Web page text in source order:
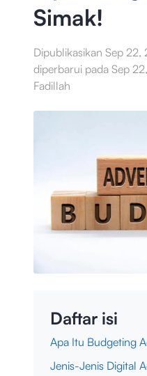
Simak!
Dipublikasikan Sep 22,
diperbarui pada Sep
Fadillah
Daftar isi
Apa Itu Budgeting
Jenis-Jenis Digital